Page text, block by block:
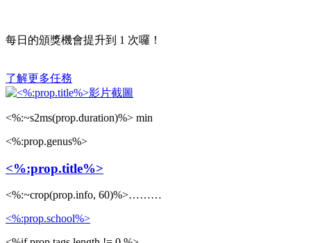
每日的頒獎機會提升到 1 次囉！
了解更多任務
<%:~s2ms(prop.duration)%> min
<%:prop.genus%>
<%:prop.title%>
<%:~crop(prop.info, 60)%>………
<%:prop.school%>